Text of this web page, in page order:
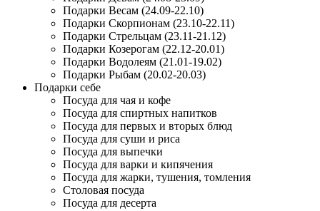
Подарки Весам (24.09-22.10)
Подарки Скорпионам (23.10-22.11)
Подарки Стрельцам (23.11-21.12)
Подарки Козерогам (22.12-20.01)
Подарки Водолеям (21.01-19.02)
Подарки Рыбам (20.02-20.03)
Подарки себе
Посуда для чая и кофе
Посуда для спиртных напитков
Посуда для первых и вторых блюд
Посуда для суши и риса
Посуда для выпечки
Посуда для варки и кипячения
Посуда для жарки, тушения, томления
Столовая посуда
Посуда для десерта